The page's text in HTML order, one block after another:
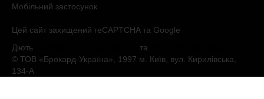
Мобільний застосунок
Цей сайт захищений reCAPTCHA та Google
Діють
та
© ТОВ «Брокард-Україна», 1997 м. Київ, вул. Кирилівська,
134-А